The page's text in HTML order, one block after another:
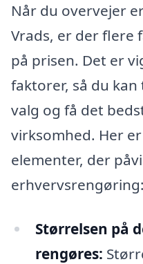
Når du overvejer
Vrads, er der flere
på prisen. Det er
faktorer, så du
valg og få det
virksomhed. Her
elementer, der
erhvervsrengøring:
Størrelsen på
rengøres: